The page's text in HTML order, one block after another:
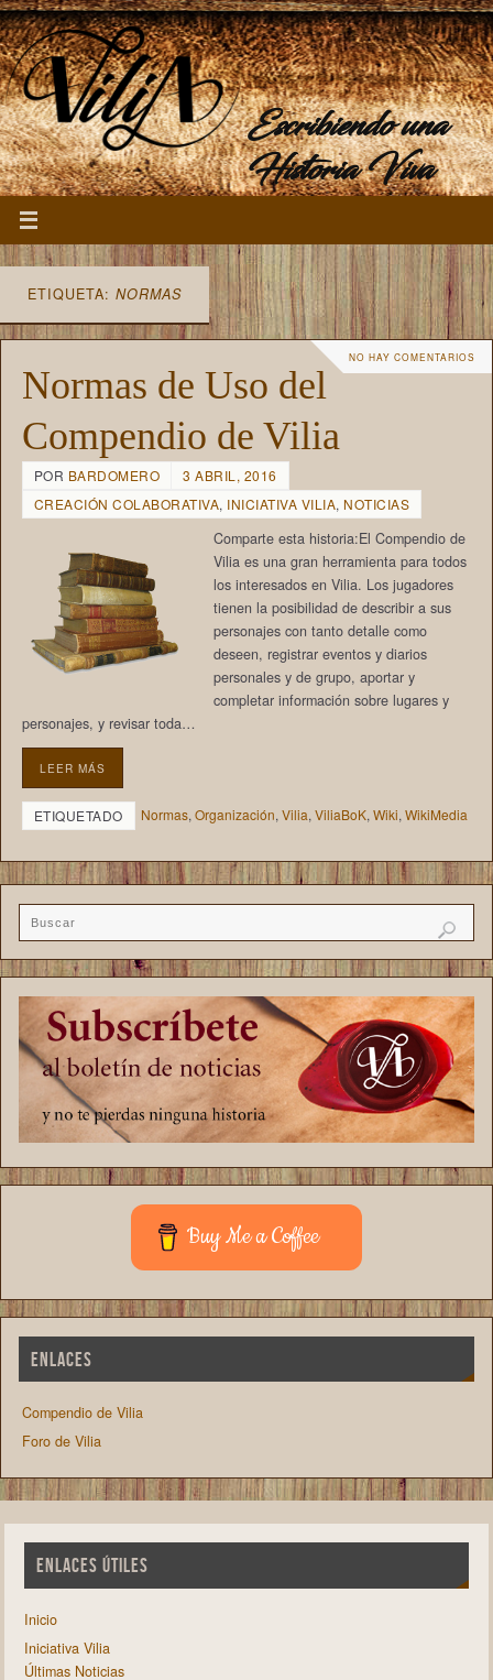
Escribiendo una
Historia Viva
ETIQUETA: NORMAS
NO HAY COMENTARIOS
Normas de Uso del
Compendio de Vilia
POR BARDOMERO
3 ABRIL, 2016
CREACIÓN COLABORATIVA, INICIATIVA VILIA, NOTICIAS
Comparte esta historia:El Compendio de
Vilia es una gran herramienta para todos
los interesados en Vilia. Los jugadores
tienen la posibilidad de describir a sus
personajes con tanto detalle como
deseen, registrar eventos y diarios
personales y de grupo, aportar y
completar información sobre lugares y
personajes, y revisar toda…
LEER MÁS
ETIQUETADO Normas, Organización, Vilia, ViliaBoK, Wiki, WikiMedia
Buy Me a Coffee
ENLACES
Compendio de Vilia
Foro de Vilia
ENLACES ÚTILES
Inicio
Iniciativa Vilia
Últimas Noticias